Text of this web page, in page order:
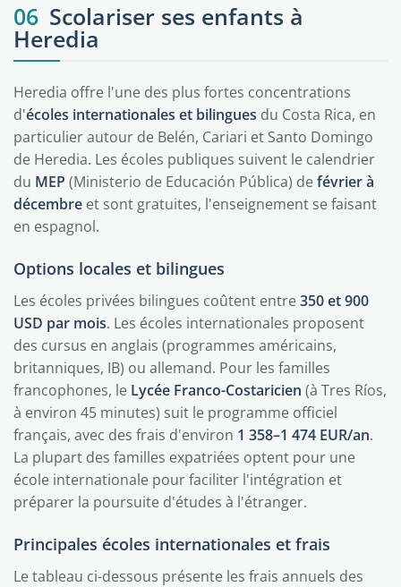
06 Scolariser ses enfants à
Heredia
Heredia offre l'une des plus fortes concentrations
d'écoles internationales et bilingues du Costa Rica, en
particulier autour de Belén, Cariari et Santo Domingo
de Heredia. Les écoles publiques suivent le calendrier
du MEP (Ministerio de Educación Pública) defévrier à
décembre et sont gratuites, l'enseignement se faisant
en espagnol.
Options locales et bilingues
Les écoles privées bilingues coûtent entre350 et 900
USD par mois. Les écoles internationales proposent
des cursus en anglais (programmes américains,
britanniques, IB) ou allemand. Pour les familles
francophones, le Lycée Franco-Costaricien (à Tres Ríos,
à environ 45 minutes) suit le programme officiel
français, avec des frais d'environ 1 358–1 474 EUR/an.
La plupart des familles expatriées optent pour une
école internationale pour faciliter l'intégration et
préparer la poursuite d'études à l'étranger.
Principales écoles internationales et frais
Le tableau ci-dessous présente les frais annuels des